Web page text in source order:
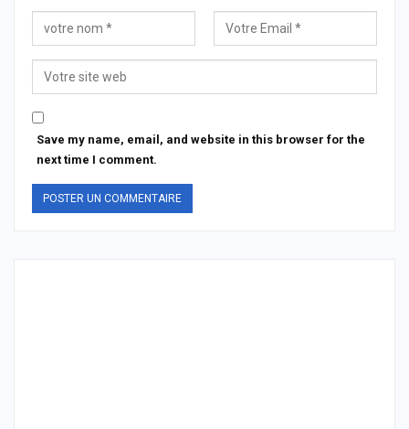
Save my name, email, and website in this browser for the
next time I comment.